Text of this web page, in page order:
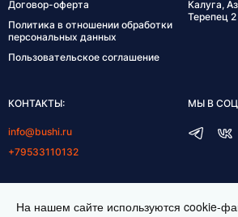
Договор-оферта
Политика в отношении обработки
персональных данных
Пользовательское соглашение
Калуга,
Терепец 2
КОНТАКТЫ:
info@bushi.ru
+79533110132
МЫ В
На нашем сайте используются cookie-